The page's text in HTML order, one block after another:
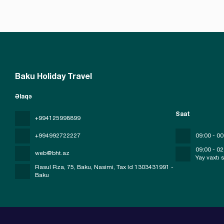
Baku Holiday Travel
Əlaqə
+994125998899
+994992722227
web@bht.az
Rasul Rza, 75, Baku, Nasimi, Tax Id 1303431991 -
Baku
Saat
09:00 -
09;00 -
Yay vaxtı